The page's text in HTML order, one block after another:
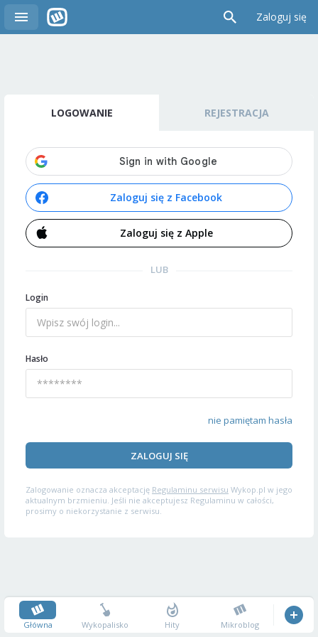
Zaloguj się
LOGOWANIE REJESTRACJA
Zaloguj się z Facebook
Zaloguj się z Apple
LUB
Login
Hasło
nie pamiętam hasła
ZALOGUJ SIĘ
Zalogowanie oznacza akceptację Regulaminu serwisu Wykop.pl w jego
aktualnym brzmieniu. Jeśli nie akceptujesz Regulaminu w całości,
prosimy o niekorzystanie z serwisu.
Główna Wykopalisko Hity Mikroblog